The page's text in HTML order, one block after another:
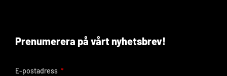
Prenumerera på vårt nyhetsbrev!
E-postadress